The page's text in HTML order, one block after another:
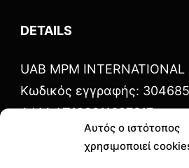
Αυτός ο ιστότοπος
χρησιμοποιεί
DETAILS
UAB MPM INTERNATIONAL
Κωδικός εγγραφής:
ΑΦΜ: LT100011697317
Υπηρεσίες: Ολλανδία,